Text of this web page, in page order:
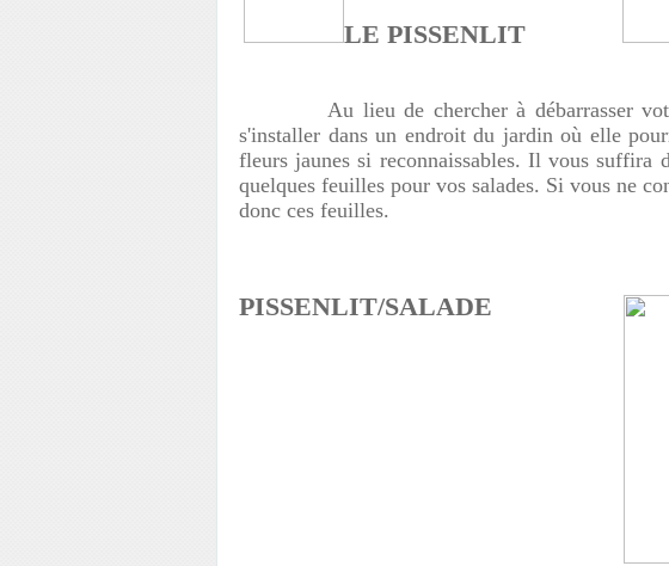
LE PISSENLIT
Au lieu de chercher à débarrasser votre
s'installer dans un endroit du jardin où elle
fleurs jaunes si reconnaissables. Il vous suffira
quelques feuilles pour vos salades. Si vous ne
donc ces feuilles.
PISSENLIT/SALADE